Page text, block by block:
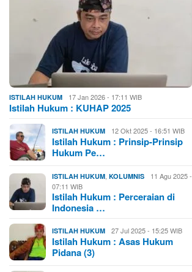
ISTILAH HUKUM 17 Jan 2026 - 17:11 WIB
Istilah Hukum : KUHAP 2025
ISTILAH HUKUM 12 Okt 2025 - 16:51 WIB
Istilah Hukum : Prinsip-Prinsip
Hukum Pe…
ISTILAH HUKUM ,KOLUMNIS
11 Agu 2025 -
07:11 WIB
Istilah Hukum : Perceraian di
Indonesia …
ISTILAH HUKUM 27 Jul 2025 - 15:25 WIB
Istilah Hukum : Asas Hukum
Pidana (3)